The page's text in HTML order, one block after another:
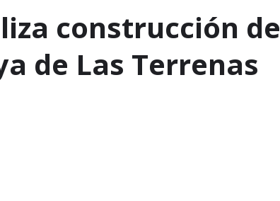
construcción de
de Las Terrenas